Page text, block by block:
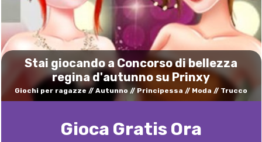
Stai giocando a Concorso di bellezza
regina d'autunno su Prinxy
Giochi per ragazze Autunno Principessa Moda Trucco
Gioca Gratis Ora